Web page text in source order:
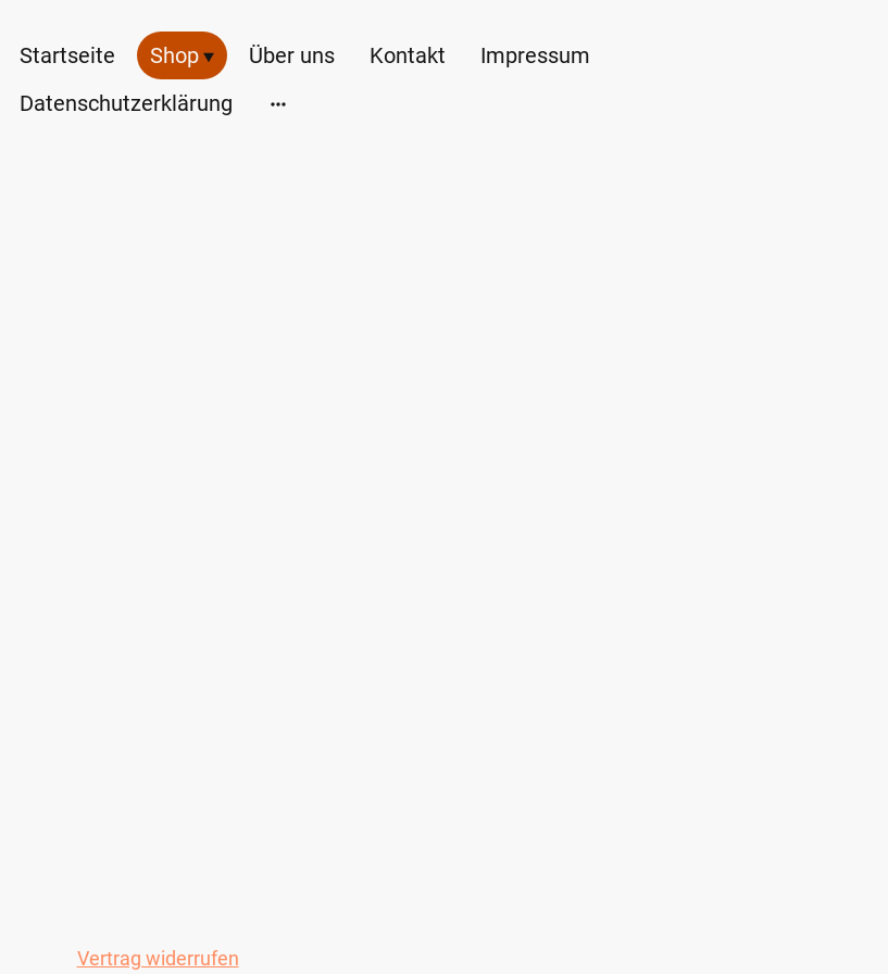
Startseite Shop Über uns Kontakt
Impressum
Datenschutzerklärung
Vertrag widerrufen